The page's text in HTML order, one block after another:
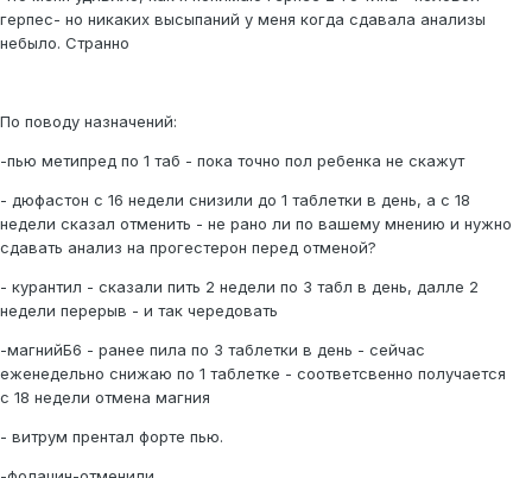
герпес- но никаких высыпаний у меня когда сдавала анализы
небыло. Странно
По поводу назначений:
-пью метипред по 1 таб - пока точно пол ребенка не скажут
- дюфастон с 16 недели снизили до 1 таблетки в день, а с 18
недели сказал отменить - не рано ли по вашему мнению и нужно
сдавать анализ на прогестерон перед отменой?
- курантил - сказали пить 2 недели по 3 табл в день, далле 2
недели перерыв - и так чередовать
-магнийБ6 - ранее пила по 3 таблетки в день - сейчас
еженедельно снижаю по 1 таблетке - соответсвенно получается
с 18 недели отмена магния
- витрум прентал форте пью.